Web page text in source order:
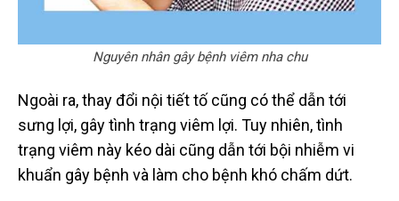
Nguyên nhân gây bệnh viêm nha chu
Ngoài ra, thay đổi nội tiết tố cũng có thể dẫn tới
sưng lợi, gây tình trạng viêm lợi. Tuy nhiên, tình
trạng viêm này kéo dài cũng dẫn tới bội nhiễm vi
khuẩn gây bệnh và làm cho bệnh khó chấm dứt.